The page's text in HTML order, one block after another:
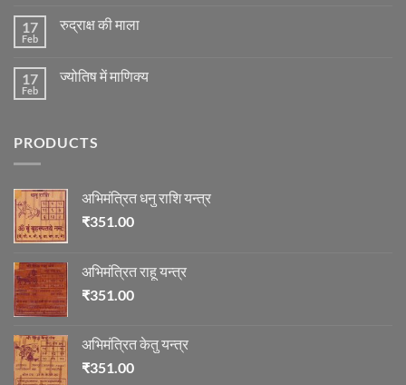
के
अनुसार
विचार
रोग
ज्योतिष
17
Feb
रुद्राक्ष की माला
रुद्राक्ष
17
Feb
ज्योतिष में माणिक्य
में
PRODUCTS
अभिमंत्रित धनु राशि यन्त्र
₹351.00
अभिमंत्रित राहू यन्त्र
₹351.00
अभिमंत्रित केतु यन्त्र
₹351.00